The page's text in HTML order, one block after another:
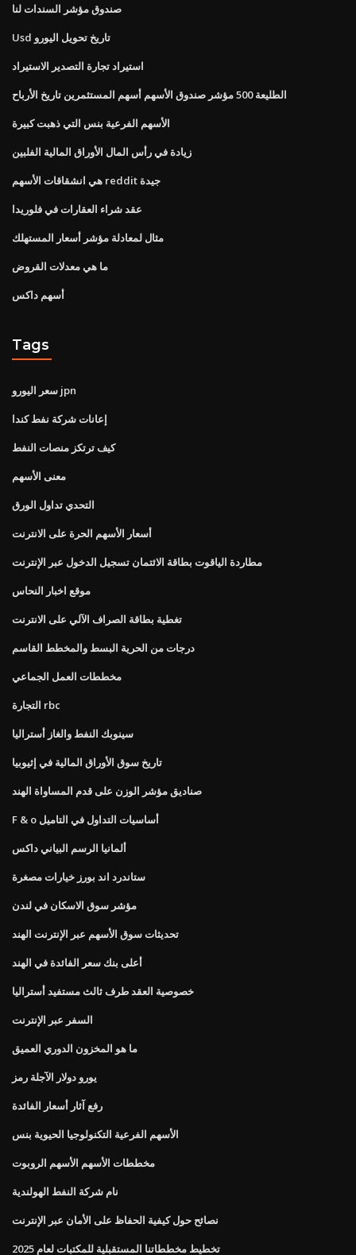
صندوق مؤشر السندات لنا
Usd تاريخ تحويل اليورو
استيراد تجارة التصدير الاستيراد
الطليعة 500 مؤشر صندوق الأسهم أسهم المستثمرين تاريخ الأرباح
الأسهم الفرعية بنس التي ذهبت كبيرة
زيادة في رأس المال الأوراق المالية الفلبين
هي انشقاقات الأسهم reddit جيدة
عقد شراء العقارات في فلوريدا
مثال لمعادلة مؤشر أسعار المستهلك
ما هي معدلات القروض
أسهم داكس
Tags
سعر اليورو jpn
إعانات شركة نفط كندا
كيف ترتكز منصات النفط
معنى الأسهم
التحدي تداول الورق
أسعار الأسهم الحرة على الانترنت
مطاردة الياقوت بطاقة الائتمان تسجيل الدخول عبر الإنترنت
موقع اخبار النحاس
تغطية بطاقة الصراف الآلي على الانترنت
درجات من الحرية البسط والمخطط القاسم
مخططات العمل الجماعي
التجارة rbc
سينوبك النفط والغاز أستراليا
تاريخ سوق الأوراق المالية في إثيوبيا
صناديق مؤشر الوزن على قدم المساواة الهند
F & o أساسيات التداول في التاميل
ألمانيا الرسم البياني داكس
ستاندرد اند بورز خيارات مصغرة
مؤشر سوق الاسكان في لندن
تحديثات سوق الأسهم عبر الإنترنت الهند
أعلى بنك سعر الفائدة في الهند
خصوصية العقد طرف ثالث مستفيد أستراليا
السفر عبر الإنترنت
ما هو المخزون الدوري العميق
يورو دولار الآجلة رمز
رفع آثار أسعار الفائدة
الأسهم الفرعية التكنولوجيا الحيوية بنس
مخططات الأسهم الأسهم الروبوت
نام شركة النفط الهولندية
نصائح حول كيفية الحفاظ على الأمان عبر الإنترنت
تخطيط مخططاتنا المستقبلية للمكتبات لعام 2025